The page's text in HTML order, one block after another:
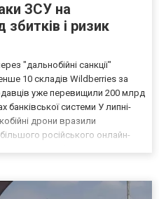
ЗСУ на
і ризик
"дальнобійні санкції"
10 складів Wildberries за
уже перевищили 200 млрд
системи У липні-
дрони вразили
російського онлайн-